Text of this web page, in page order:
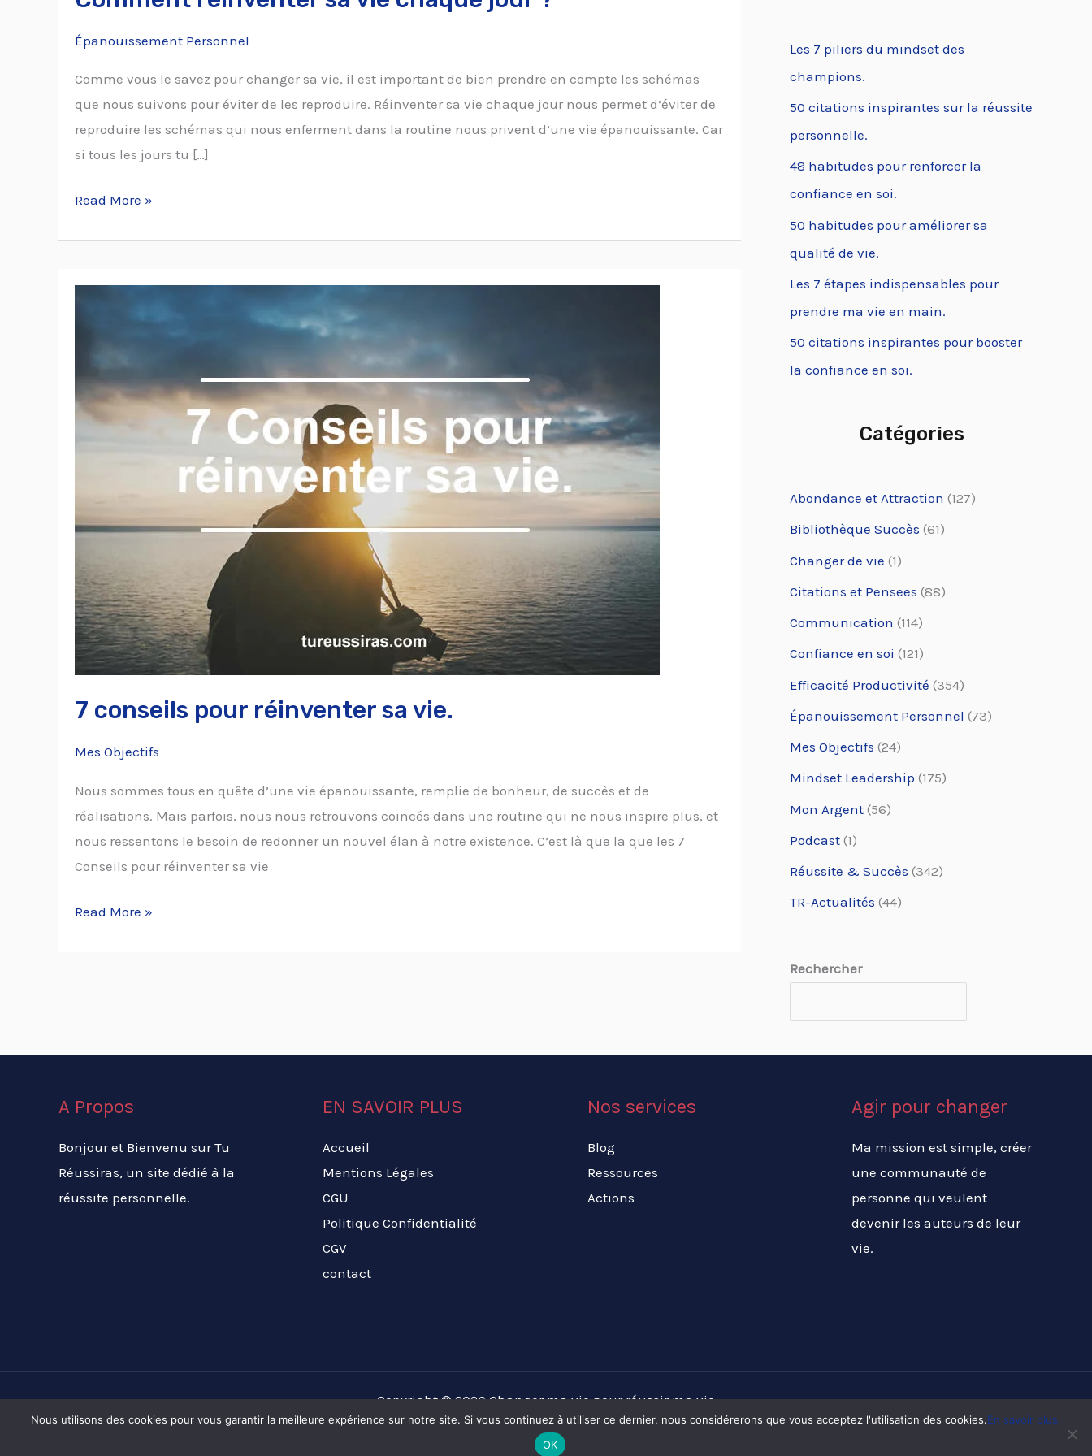
Épanouissement Personnel
Comme vous le savez pour changer sa vie, il est important de bien prendre en compte les schémas
que nous suivons pour éviter de les reproduire. Réinventer sa vie chaque jour nous permet d’éviter de
reproduire les schémas qui nous enferment dans la routine nous privent d’une vie épanouissante. Car
si tous les jours tu […]
Read More »
7 conseils pour réinventer sa vie.
Mes Objectifs
Nous sommes tous en quête d’une vie épanouissante, remplie de bonheur, de succès et de
réalisations. Mais parfois, nous nous retrouvons coincés dans une routine qui ne nous inspire plus, et
nous ressentons le besoin de redonner un nouvel élan à notre existence. C’est là que la que les 7
Conseils pour réinventer sa vie
réinventer
sa
vie.
Read More »
Les 7 piliers du mindset des
champions.
50 citations inspirantes sur la réussite
personnelle.
48 habitudes pour renforcer la
confiance en soi.
50 habitudes pour améliorer sa
qualité de vie.
Les 7 étapes indispensables pour
prendre ma vie en main.
50 citations inspirantes pour booster
la confiance en soi.
Catégories
Abondance et Attraction (127)
Bibliothèque Succès (61)
Changer de vie (1)
Citations et Pensees (88)
Communication (114)
Confiance en soi (121)
Efficacité Productivité (354)
Épanouissement Personnel (73)
Mes Objectifs (24)
Mindset Leadership (175)
Mon Argent (56)
Podcast (1)
Réussite & Succès (342)
TR-Actualités (44)
Rechercher
A Propos
Bonjour et Bienvenu sur Tu
Réussiras, un site dédié à la
réussite personnelle.
EN SAVOIR PLUS
Accueil
Mentions Légales
CGU
Politique Confidentialité
CGV
contact
Nos services
Blog
Ressources
Actions
Agir pour changer
Ma mission est simple, créer
une communauté de
personne qui veulent
devenir les auteurs de leur
vie.
Copyright © 2026 Changer ma vie pour réussir ma vie
Nous utilisons des cookies pour vous garantir la meilleure expérience sur notre site. Si vous continuez à utiliser ce dernier, nous considérerons que vous acceptez l'utilisation des cookies.En savoir plus.
OK